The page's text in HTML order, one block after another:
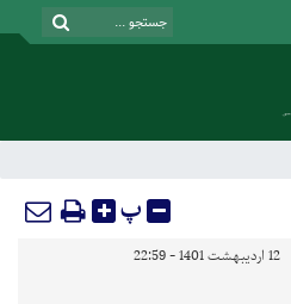
پ
12 اردیبهشت 1401 - 22:59